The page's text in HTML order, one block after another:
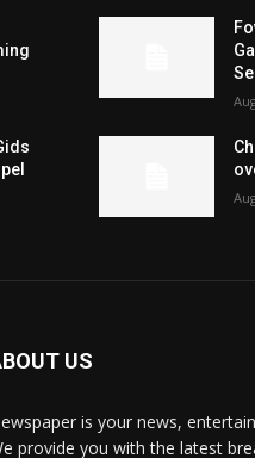
US
is your news,
provide you with the latest